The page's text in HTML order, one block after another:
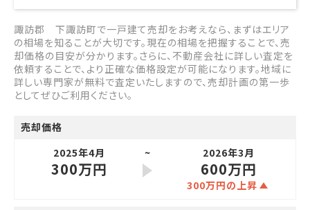
諏訪郡 下諏訪町で一戸建て売却をお考えなら、まずはエリア
の相場を知ることが大切です。現在の相場を把握することで、売
却価格の目安が分かります。さらに、不動産会社に詳しい査定を
依頼することで、より正確な価格設定が可能になります。地域に
詳しい専門家が無料で査定いたしますので、売却計画の第一歩
としてぜひご利用ください。
売却価格
2025年4月
300万円
2026年3月
600万円
300万円の上昇